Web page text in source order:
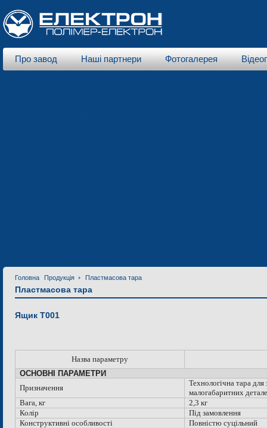
Про завод Наші партнери Фотогалерея
Головна Продукція Пластмасова тара
Пластмасова тара
Ящик Т001
Назва параметру
ОСНОВНІ ПАРАМЕТРИ
Призначення
Технологічна тара
малогабаритних
Вага, кг
2,3 кг
Колір
Під замовлення
Конструктивні особливості
Повністю суцільний